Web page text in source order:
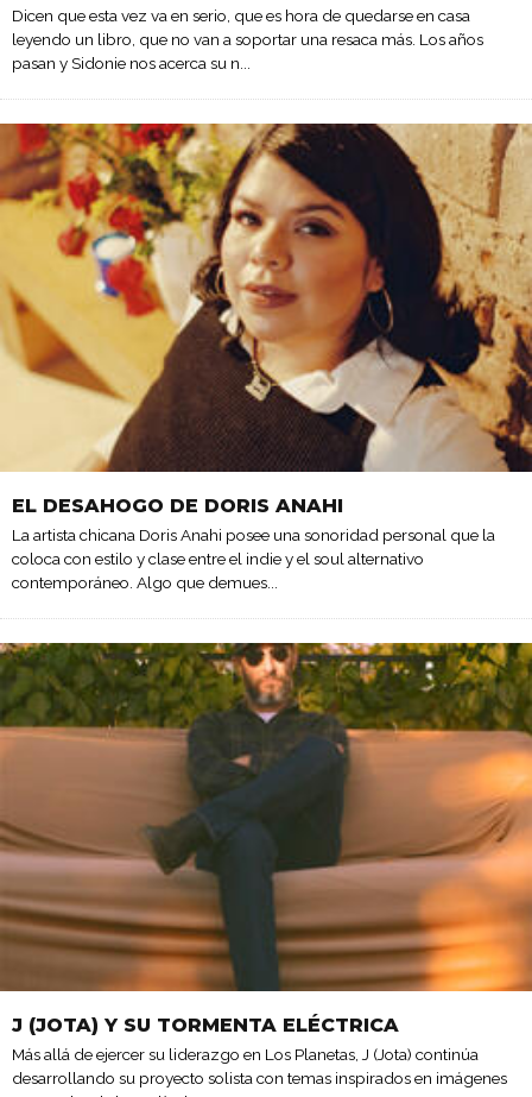
Dicen que esta vez va en serio, que es hora de quedarse en casa
leyendo un libro, que no van a soportar una resaca más. Los años
pasan y Sidonie nos acerca su n...
EL DESAHOGO DE DORIS ANAHI
La artista chicana Doris Anahi posee una sonoridad personal que la
coloca con estilo y clase entre el indie y el soul alternativo
contemporáneo. Algo que demues
J (JOTA) Y SU TORMENTA ELÉCTRICA
Más allá de ejercer su liderazgo en Los Planetas, J (Jota) continúa
desarrollando su proyecto solista con temas inspirados en imágenes